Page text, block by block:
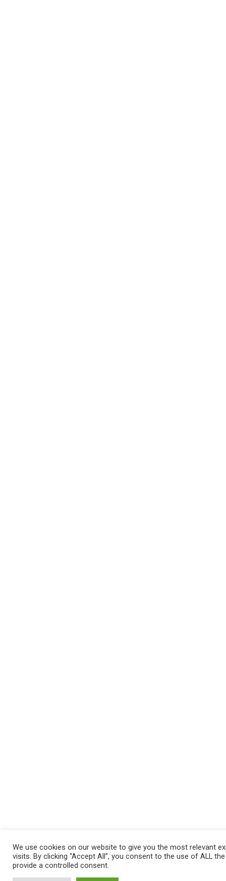
We use cookies on our website to give you the most relevant
visits. By clicking “Accept All”, you consent to the use of ALL
provide a controlled consent.